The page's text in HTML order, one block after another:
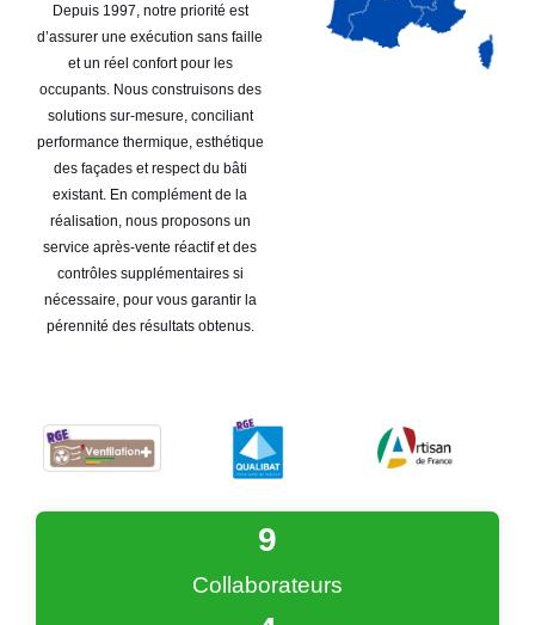
Depuis 1997, notre priorité est
d’assurer une exécution sans faille
et un réel confort pour les
occupants. Nous construisons des
solutions sur-mesure, conciliant
performance thermique, esthétique
des façades et respect du bâti
existant. En complément de la
réalisation, nous proposons un
service après-vente réactif et des
contrôles supplémentaires si
nécessaire, pour vous garantir la
pérennité des résultats obtenus.
Collaborateurs
9